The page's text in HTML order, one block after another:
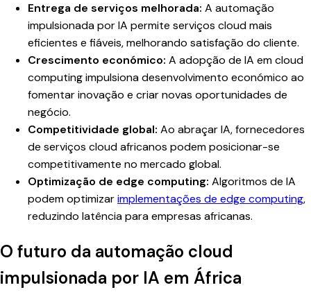
Entrega de serviços melhorada: A automação
impulsionada por IA permite serviços cloud mais
eficientes e fiáveis, melhorando satisfação do cliente.
Crescimento económico: A adopção de IA em cloud
computing impulsiona desenvolvimento económico ao
fomentar inovação e criar novas oportunidades de
negócio.
Competitividade global: Ao abraçar IA, fornecedores
de serviços cloud africanos podem posicionar-se
competitivamente no mercado global.
Optimização de edge computing: Algoritmos de IA
podem optimizarimplementações de edge computing,
reduzindo latência para empresas africanas.
O futuro da automação cloud
impulsionada por IA em África